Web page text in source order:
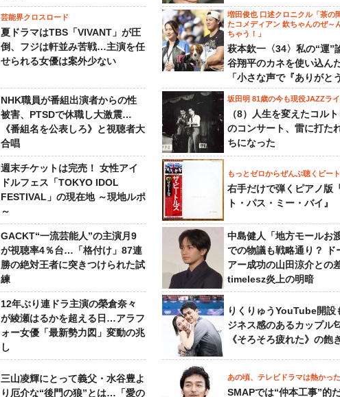
芸能界クロスロード
夏ドラマはTBS「VIVANT」が圧
倒、フジは軒並み苦戦…主演を任
せられる女優は案外少ない
増田俊也 口述クロニクル「茶の
たコメディアン 欽ちゃんのぜ～
ちゃう！」
萩本欽一〈34〉私の“運
谷翔平のカネを使い込ん
「小さな声で『ありがと
NHK職員が番組出演者からの性
被害、PTSDで休職し大激震…
《番組名を公表しろ》と視聴者大
合唱
坂田明 81歳の今も現役JAZZラ
（8）人生を変えたコル
のコンサート、雷に打た
ちになった
週末チケットは完売！ 女性アイ
ドルフェス「TOKYO IDOL
FESTIVAL」の現在地 ～現地ルポ
～
もっとゼロからぜんぶ聴くビー
右手だけで弾くピアノ版
ト・パス・ミー・バイ』
GACKT“一流芸能人”の主演月9
が視聴率4％台…「格付け」87連
勝の絶対王者に突きつけられた試
練
中島健人「地方モールお
での物議も戦略通り？ ド
アー成功の山田涼介との
timelesz炎上の明暗
12年ぶり連ドラ主演の榮倉奈々
が綾瀬はるかを超える日…アラフ
ォー女優「最新勢力図」変動の兆
し
りくりゅうYouTube開
ジネス感のあるカップル
《そろそろ疲れた》の飽
三山凌輝にとって義父・水谷豊よ
り厄介な“後門の狼”とは…「愛の
あの頃、テレビドラマは熱かった
SMAPでは“仲本工事”的